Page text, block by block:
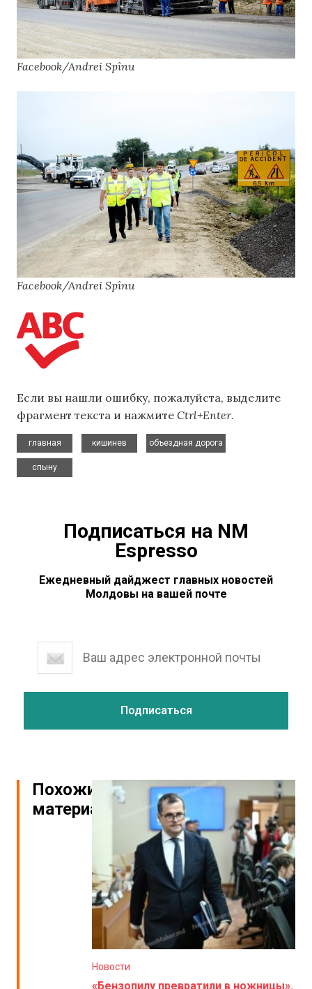
Facebook/Andrei Spînu
Facebook/Andrei Spînu
Если вы нашли ошибку, пожалуйста, выделите
фрагмент текста и нажмите Ctrl+Enter.
главная
кишинев
объездная дорога
спыну
Подписаться на NM
Espresso
Ежедневный дайджест главных новостей
Молдовы на вашей почте
Похожие
материалы
Новости
«Бензопилу превратили в ножницы».